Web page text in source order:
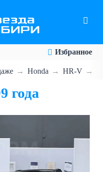
Избранное
Honda HR-V
года